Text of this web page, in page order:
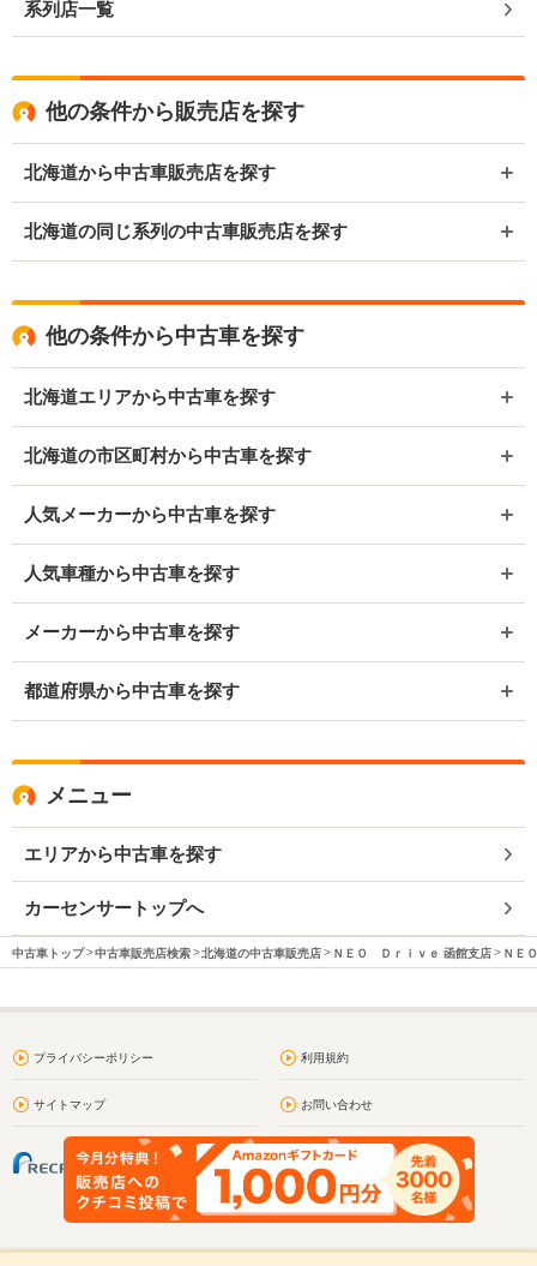
系列店一覧
他の条件から販売店を探す
北海道から中古車販売店を探す
北海道の同じ系列の中古車販売店を探す
他の条件から中古車を探す
北海道エリアから中古車を探す
北海道の市区町村から中古車を探す
人気メーカーから中古車を探す
人気車種から中古車を探す
メーカーから中古車を探す
都道府県から中古車を探す
メニュー
エリアから中古車を探す
カーセンサートップへ
中古車トップ 中古車販売店検索 北海道の中古車販売店 ＮＥＯ Ｄｒｉｖｅ 函館支店 ＮＥ
プライバシーポリシー 利用規約
サイトマップ お問い合わせ